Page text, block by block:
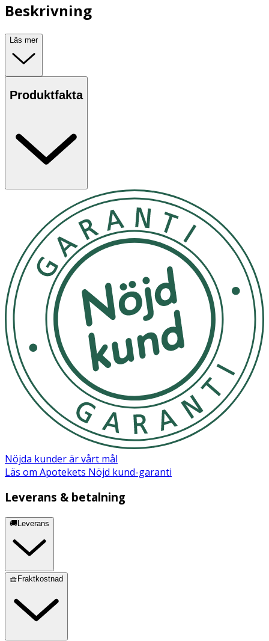
Beskrivning
Läs mer
Produktfakta
Nöjda kunder är vårt mål
Läs om Apotekets Nöjd kund-garanti
Leverans & betalning
🚚Leverans
🧺Fraktkostnad